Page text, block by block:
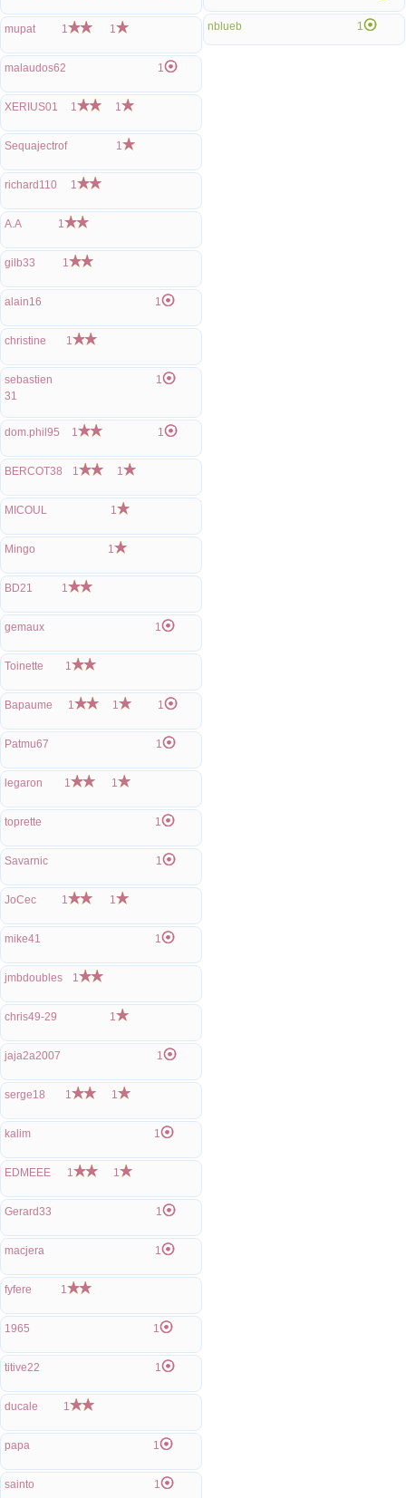
mupat 1 1
malaudos62 1
XERIUS01 1 1
Sequajectrof 1
richard110 1
A.A 1
gilb33 1
alain16 1
christine 1
sebastien
31
1
dom.phil95 1 1
BERCOT38 1 1
MICOUL 1
Mingo 1
BD21 1
gemaux 1
Toinette 1
Bapaume 1 1 1
Patmu67 1
legaron 1 1
toprette 1
Savarnic 1
JoCec 1 1
mike41 1
jmbdoubles 1
chris49-29 1
jaja2a2007 1
serge18 1 1
kalim 1
EDMEEE 1 1
Gerard33 1
macjera 1
fyfere 1
1965 1
titive22 1
ducale 1
papa 1
sainto 1
nblueb 1